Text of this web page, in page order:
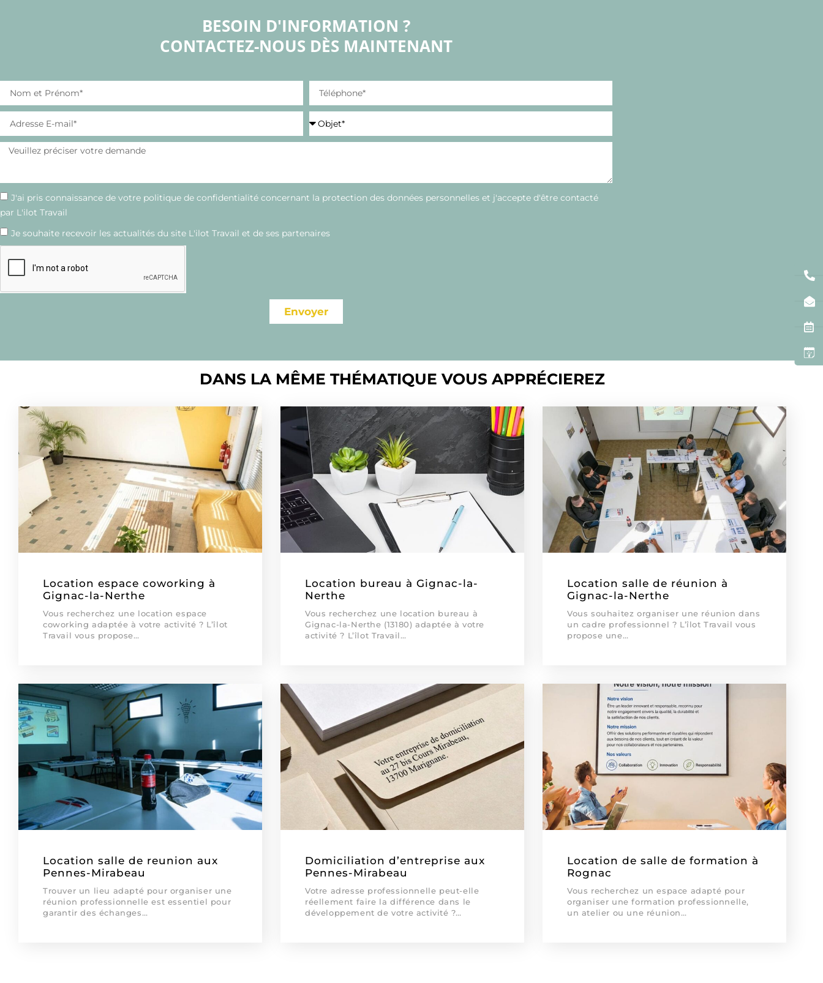
BESOIN D'INFORMATION ?
CONTACTEZ-NOUS DÈS MAINTENANT
J'ai pris connaissance de votre politique de confidentialité concernant la protection des données personnelles et j'accepte d'être contacté
par L'ilot Travail
Je souhaite recevoir les actualités du site L'ilot Travail et de ses partenaires
Envoyer
DANS LA MÊME THÉMATIQUE VOUS APPRÉCIEREZ
Location espace coworking à
Gignac-la-Nerthe
Vous recherchez une location espace
coworking adaptée à votre activité ? L’îlot
Travail vous propose…
Location bureau à Gignac-la-
Nerthe
Vous recherchez une location bureau à
Gignac-la-Nerthe (13180) adaptée à votre
activité ? L’îlot Travail…
Location salle de réunion à
Gignac-la-Nerthe
Vous souhaitez organiser une réunion dans
un cadre professionnel ? L’îlot Travail vous
propose une…
Location salle de reunion aux
Pennes-Mirabeau
Trouver un lieu adapté pour organiser une
réunion professionnelle est essentiel pour
garantir des échanges…
Domiciliation d’entreprise aux
Pennes-Mirabeau
Votre adresse professionnelle peut-elle
réellement faire la différence dans le
développement de votre activité ?…
Location de salle de formation à
Rognac
Vous recherchez un espace adapté pour
organiser une formation professionnelle,
un atelier ou une réunion…